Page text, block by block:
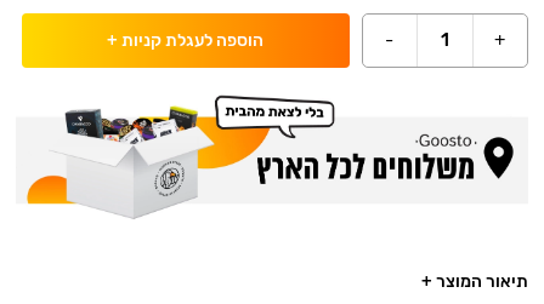
+
1
- הוספה לעגלת קניות +
תיאור המוצר +